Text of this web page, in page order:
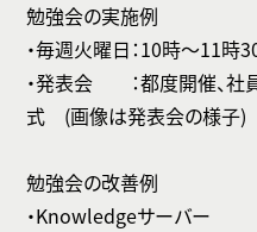
勉強会の実施例
・毎週火曜日：10時～11
・発表会 ：都度開催、社
式 (画像は発表会の様子)
勉強会の改善例
・Knowledgeサーバー